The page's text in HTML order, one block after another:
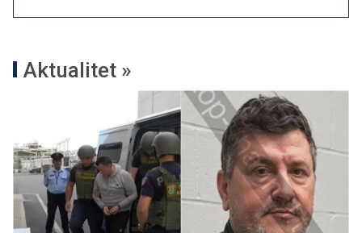
Aktualitet »